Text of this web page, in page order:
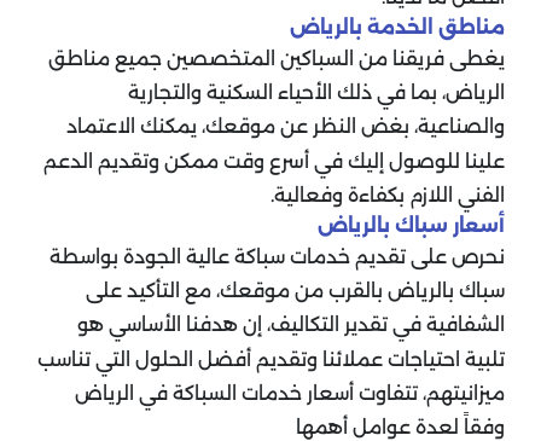
مناطق الخدمة بالرياض
يغطى فريقنا من السباكين المتخصصين جميع مناطق
الرياض، بما في ذلك الأحياء السكنية والتجارية
والصناعية، بغض النظر عن موقعك، يمكنك الاعتماد
علينا للوصول إليك في أسرع وقت ممكن وتقديم الدعم
الفني اللازم بكفاءة وفعالية.
أسعار سباك بالرياض
نحرص على تقديم خدمات سباكة عالية الجودة بواسطة
سباك بالرياض بالقرب من موقعك، مع التأكيد على
الشفافية في تقدير التكاليف، إن هدفنا الأساسي هو
تلبية احتياجات عملائنا وتقديم أفضل الحلول التي تناسب
ميزانيتهم، تتفاوت أسعار خدمات السباكة في الرياض
وفقاً لعدة عوامل أهمها